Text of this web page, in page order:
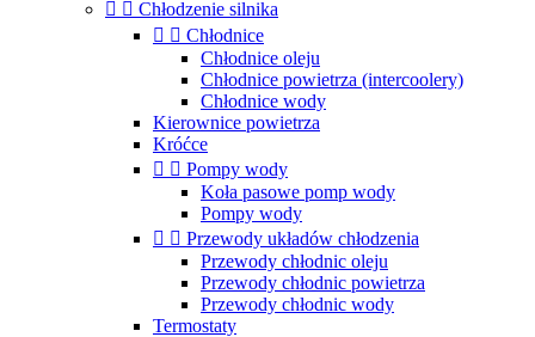
  Chłodzenie silnika
  Chłodnice
Chłodnice oleju
Chłodnice powietrza (intercoolery)
Chłodnice wody
Kierownice powietrza
Króćce
  Pompy wody
Koła pasowe pomp wody
Pompy wody
  Przewody układów chłodzenia
Przewody chłodnic oleju
Przewody chłodnic powietrza
Przewody chłodnic wody
Termostaty